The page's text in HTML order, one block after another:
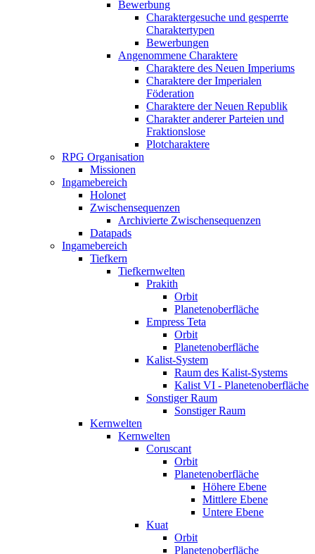
Bewerbung
Charaktergesuche und gesperrte
Charaktertypen
Bewerbungen
Angenommene Charaktere
Charaktere des Neuen Imperiums
Charaktere der Imperialen
Föderation
Charaktere der Neuen Republik
Charakter anderer Parteien und
Fraktionslose
Plotcharaktere
RPG Organisation
Missionen
Ingamebereich
Holonet
Zwischensequenzen
Archivierte Zwischensequenzen
Datapads
Ingamebereich
Tiefkern
Tiefkernwelten
Prakith
Orbit
Planetenoberfläche
Empress Teta
Orbit
Planetenoberfläche
Kalist-System
Raum des Kalist-Systems
Kalist VI - Planetenoberfläche
Sonstiger Raum
Sonstiger Raum
Kernwelten
Kernwelten
Coruscant
Orbit
Planetenoberfläche
Höhere Ebene
Mittlere Ebene
Untere Ebene
Kuat
Orbit
Planetenoberfläche